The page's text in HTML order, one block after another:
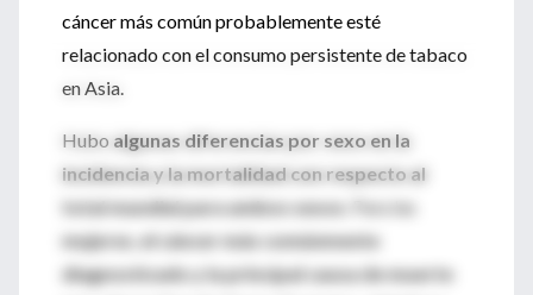
cáncer más común probablemente esté
relacionado con el consumo persistente de tabaco
en Asia.
Hubo algunas diferencias por sexo en la
incidencia y la mortalidad con respecto al
total mundial para ambos sexos . Para las
mujeres,el cáncer más comúnmente
diagnosticado y la principal causa de muerte